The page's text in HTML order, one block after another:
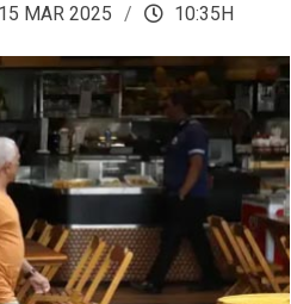
15 MAR 2025 10:35H